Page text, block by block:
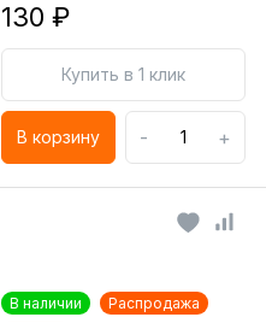
130 ₽
Купить в 1 клик
В корзину - +
В наличии
Распродажа